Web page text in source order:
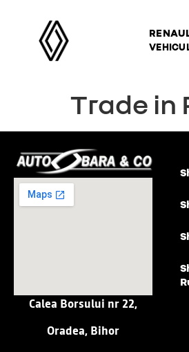
Trade in
Calea Borsului nr 22,
Oradea, Bihor